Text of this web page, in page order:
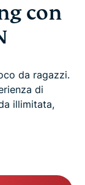
con
da ragazzi.
di
illimitata,